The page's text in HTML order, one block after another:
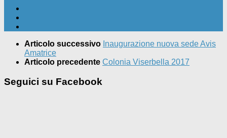
Articolo successivo Inaugurazione nuova sede Avis
Amatrice
Articolo precedente Colonia Viserbella 2017
Seguici su Facebook